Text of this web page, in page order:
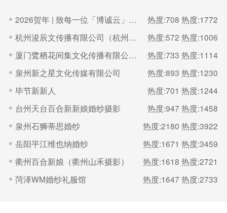
2026贺年 | 致每一位「博诚云」的家人 热度:708 热度:1772
杭州浚辰文传播有限公司（杭州无界影像空间）
热度:572 热度:1006
厦门鹭栖花间集文化传播有限公司（福建厦门良辰集摄影）
热度:733 热度:1114
泉州新之星文化传媒有限公司
热度:893 热度:1230
毕节新新人
热度:701 热度:1244
台州天台百合新新娘婚纱摄影
热度:947 热度:1458
泉州石狮蒂思婚纱
热度:2180 热度:3922
岳阳平江维也纳婚纱
热度:1671 热度:3459
衢州百合新娘（衢州山禾摄影）
热度:1618 热度:2721
菏泽WM婚纱礼服馆
热度:1647 热度:2733